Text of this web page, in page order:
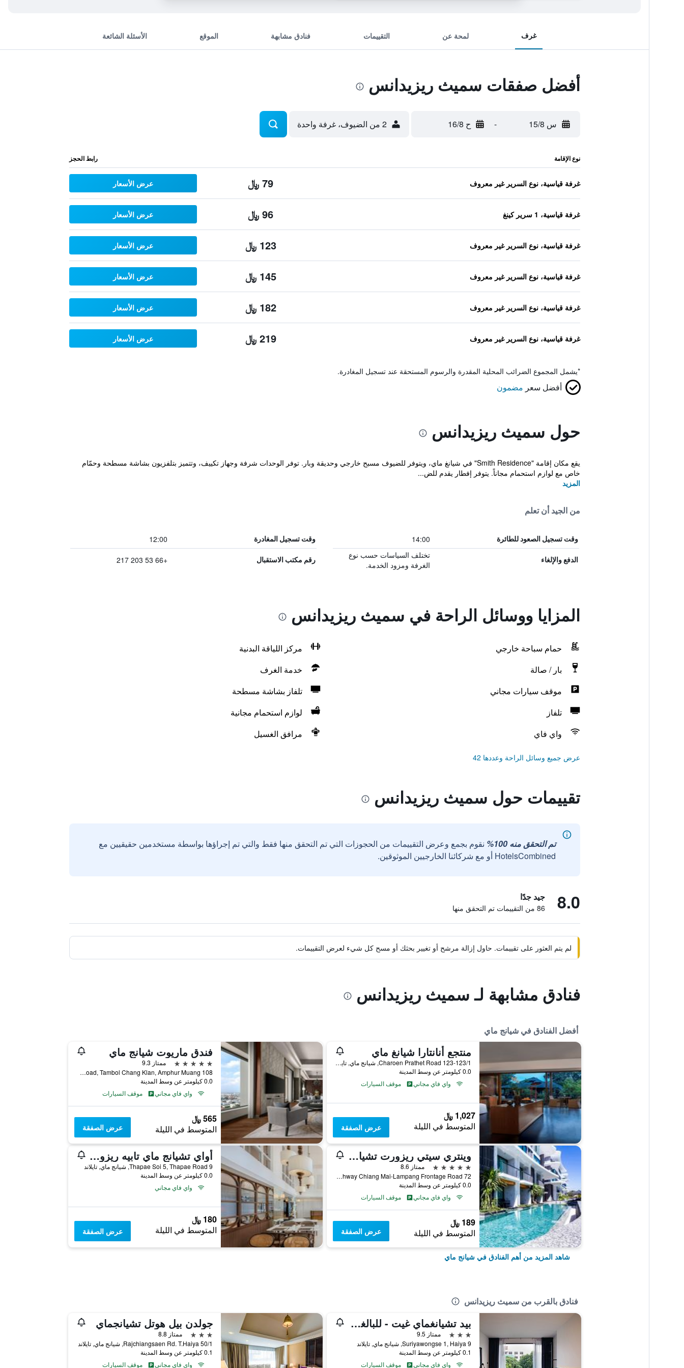
غرف لمحة عن التقييمات فنادق مشابهة الموقع الأسئلة الشائعة
أفضل صفقات سميث ريزيدانس
س 15/8 - ح 16/8 2 من الضيوف، غرفة واحدة
نوع الإقامة رابط الحجز
غرفة قياسية، نوع السرير غير معروف 79 ﷼ عرض الأسعار
غرفة قياسية، 1 سرير كينغ 96 ﷼ عرض الأسعار
غرفة قياسية، نوع السرير غير معروف 123 ﷼ عرض الأسعار
غرفة قياسية، نوع السرير غير معروف 145 ﷼ عرض الأسعار
غرفة قياسية، نوع السرير غير معروف 182 ﷼ عرض الأسعار
غرفة قياسية، نوع السرير غير معروف 219 ﷼ عرض الأسعار
*يشمل المجموع الضرائب المحلية المقدرة والرسوم المستحقة عند تسجيل المغادرة.
أفضل سعر مضمون
حول سميث ريزيدانس
يقع مكان إقامة "Smith Residence" في شيانغ ماي، ويتوفر للضيوف مسبح خارجي وحديقة وبار. توفر الوحدات شرفة وجهاز تكييف، وتتميز بتلفزيون بشاشة مسطحة وحمّام
خاص مع لوازم استحمام مجاناً. يتوفر إفطار يقدم للض...
المزيد
من الجيد أن تعلم
وقت تسجيل الصعود للطائرة 14:00 وقت تسجيل المغادرة 12:00
الدفع والإلغاء
تختلف السياسات حسب نوع
الغرفة ومزود الخدمة.
رقم مكتب الاستقبال +66 53 203 217
المزايا ووسائل الراحة في سميث ريزيدانس
حمام سباحة خارجي
مركز اللياقة البدنية
بار / صالة
خدمة الغرف
موقف سيارات مجاني
تلفاز بشاشة مسطحة
تلفاز
لوازم استحمام مجانية
واي فاي
مرافق الغسيل
عرض جميع وسائل الراحة وعددها 42
تقييمات حول سميث ريزيدانس
تم التحقق منه 100%
نقوم بجمع وعرض التقييمات من الحجوزات التي تم التحقق منها فقط والتي تم إجراؤها بواسطة مستخدمين حقيقيين مع
HotelsCombined أو مع شركائنا الخارجيين الموثوقين.
8.0 جيد جدًا
86 من التقييمات تم التحقق منها
لم يتم العثور على تقييمات. حاول إزالة مرشح أو تغيير بحثك أو مسح كل شيء لعرض التقييمات.
فنادق مشابهة لـ سميث ريزيدانس
أفضل الفنادق في شيانج ماي
منتجع أنانتارا شيانغ ماي
123-123/1 Charoen Prathet Road, شيانج ماي, تايلاند
0.0 كيلومتر عن وسط المدينة
واي فاي مجاني
موقف السيارات
1,027 ﷼
المتوسط في الليلة عرض الصفقة
فندق ماريوت شيانج ماي
5 نجوم
ممتاز 9.3
108 Chang Klan Road, Tambol Chang Klan, Amphur Muang, شيانج ماي, تايلاند
0.0 كيلومتر عن وسط المدينة
واي فاي مجاني
موقف السيارات
565 ﷼
المتوسط في الليلة عرض الصفقة
وينتري سيتي ريزورت تشيانغ ماي
5 نجوم
ممتاز 8.6
72 Highway Chiang Mai-Lampang Frontage Road, شيانج ماي, تايلاند
0.0 كيلومتر عن وسط المدينة
واي فاي مجاني
موقف السيارات
189 ﷼
المتوسط في الليلة عرض الصفقة
أواي تشيانج ماي تابيه ريزورت - إيه فيجان ريتريت
9 Thapae Soi 5, Thapae Road, شيانج ماي, تايلاند
0.0 كيلومتر عن وسط المدينة
واي فاي مجاني
180 ﷼
المتوسط في الليلة عرض الصفقة
شاهد المزيد من أهم الفنادق في شيانج ماي
فنادق بالقرب من سميث ريزيدانس
بيد تشيانغماي غيت - للبالغين فقط
3 نجوم
ممتاز 9.5
9 Suriyawongse 1, Haiya, شيانج ماي, تايلاند
0.1 كيلومتر عن وسط المدينة
واي فاي مجاني
موقف السيارات
جولدن بيل هوتل تشيانجماي
3 نجوم
ممتاز 8.8
50/1 Rajchiangsaen Rd. T.Haiya, شيانج ماي, تايلاند
0.1 كيلومتر عن وسط المدينة
واي فاي مجاني
موقف السيارات